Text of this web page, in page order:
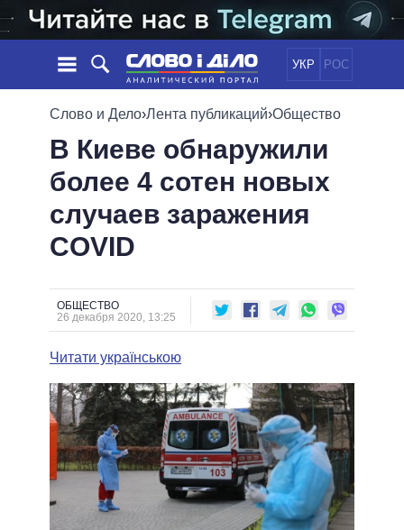
УКР РОС
НОВОСТИ
ЛЕНТА
СОБЫТИЯ
СТАТЬИ
МНЕНИЯ
ОБЗОРЫ
ДАЙДЖЕСТЫ
ПОЛИТИКА
ЭКОНОМИКА
ОБЩЕСТВО
ОБЕЩАНИЯ
ПОЛИТИКИ
ВСЕ ПОЛИТИКИ
ПРЕЗИДЕНТ И ОФИС
ВЕРХОВНАЯ РАДА
КАБИНЕТ МИНИСТРОВ
МЭРЫ
ВСЕ ПЕРСОНЫ
ИНФОГРАФИКА
ПОДДЕРЖАТЬ
СРАВНЕНИЕ ПОЛИТИКОВ
Слово и Дело›Лента публикаций›Общество
В Киеве обнаружили
более 4 сотен новых
случаев заражения
COVID
ОБЩЕСТВО
26 декабря 2020, 13:25
Читати українською